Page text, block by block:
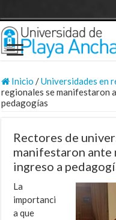
Inicio /Universidades en
regionales se manifestaron
pedagogías
Rectores de
manifestaron ante
ingreso a
La
importanci
a que